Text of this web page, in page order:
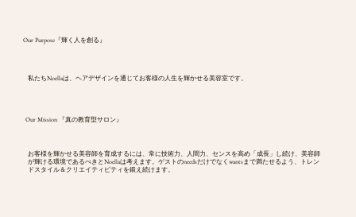
Our Purpose『輝く人を創る』
私たちNoellaは、ヘアデザインを通じてお客様の人生を輝かせる美容室です。
Our Mission 『真の教育型サロン』
​お客様を輝かせる美容師を育成するには、常に技術力、人間力、センスを高め「成長」し続け、美容師
が輝ける環境であるべきとNoellaは考えます。ゲストのneedsだけでなくwantsまで満たせるよう、トレン
ドスタイル＆クリエイティビティを鍛え続けます。